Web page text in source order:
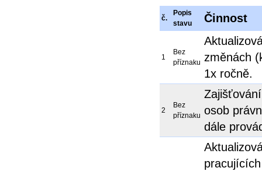
č.
Popis
stavu
Činnost
1
Bez
příznaku změnách
1x ročně.
2
Bez
příznaku osob
dále